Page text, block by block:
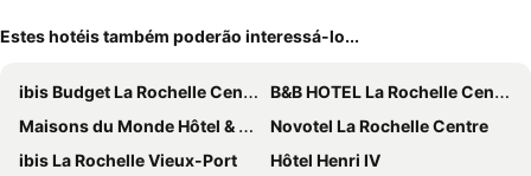
Estes hotéis também poderão interessá-lo...
ibis Budget La Rochelle Centre les Minimes
B&B HOTEL La Rochelle Centre Les Minimes
Maisons du Monde Hôtel & Suites - La Rochelle Vieux Port
Novotel La Rochelle Centre
ibis La Rochelle Vieux-Port
Hôtel Henri IV